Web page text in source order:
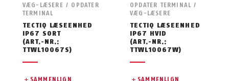
VÆG-LÆSERE / OPDATER
TERMINAL
TECTIQ LÆSEENHED
IP67 SORT
(ART.-NR.:
TTWL10067S)
SAMMENLIGN
OPDATER TERMINAL /
VÆG-LÆSERE
TECTIQ LÆSEENHED
IP67 HVID
(ART.-NR.:
TTWL10067W)
SAMMENLIGN